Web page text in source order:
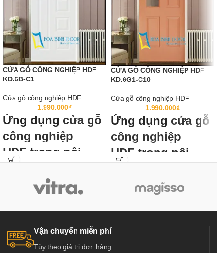
CỬA GỖ CÔNG NGHIỆP HDF
KD.6B-C1
Cửa gỗ công nghiệp HDF
1.990.000₫
Ứng dụng cửa gỗ
công nghiệp
HDF trong nội
Cửa gỗ công nghiệp HDF
chuẩn mực cửa thông phòng, cửa
tiến như Mỹ, Hàn Quốc, Nhật Bản…
Đặc biệt đã và đang dần phát triển
CỬA GỖ CÔNG NGHIỆP HDF
KD.6G1-C10
Cửa gỗ công nghiệp HDF
1.990.000₫
Ứng dụng cửa gỗ
công nghiệp
HDF trong nội
Cửa gỗ công nghiệp HDF
chuẩn mực cửa thông phòng, cửa
tiến như Mỹ, Hàn Quốc, Nhật Bản…
Vận chuyển miễn phí
Tùy theo giá trị đơn hàng